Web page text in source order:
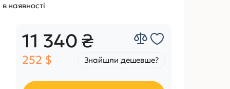
наявності
11 340 ₴
252 $ Знайшли дешевше?